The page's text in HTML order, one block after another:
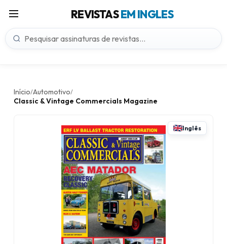
REVISTASEM INGLES
Início/Automotivo/
Classic & Vintage Commercials Magazine
Inglês